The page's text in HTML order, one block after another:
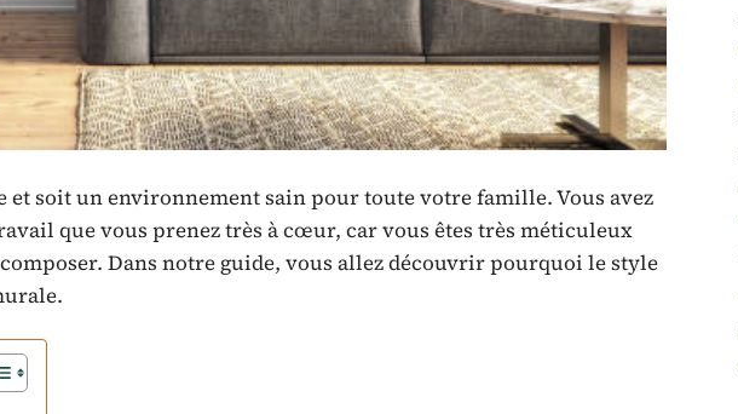
soit un environnement sain pour toute votre famille. Vous avez
que vous prenez très à cœur, car vous êtes très méticuleux
Dans notre guide, vous allez découvrir pourquoi le style